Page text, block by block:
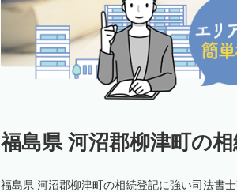
福島県 河沼郡柳津町の
福島県 河沼郡柳津町の相続登記に強い司法書